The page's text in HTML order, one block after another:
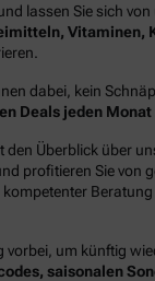
lassen Sie sich von
Vitaminen,
dabei, kein
Deals jeden Monat
den Überblick über
profitieren Sie von
vorbei, um künftig
saisonalen